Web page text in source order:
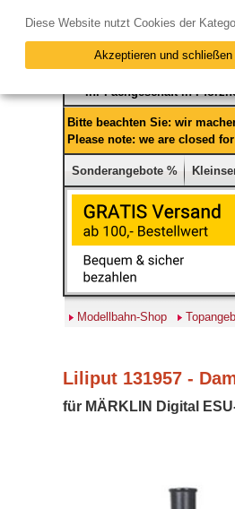
Ihr Fachgeschäft in
Bitte beachten Sie: wir
Please note: we are closed
Sonderangebote %
Modellbahn-Shop
Liliput 131957 -
für MÄRKLIN Digital
Diese Website nutzt Cookies der
Akzeptieren und schließen